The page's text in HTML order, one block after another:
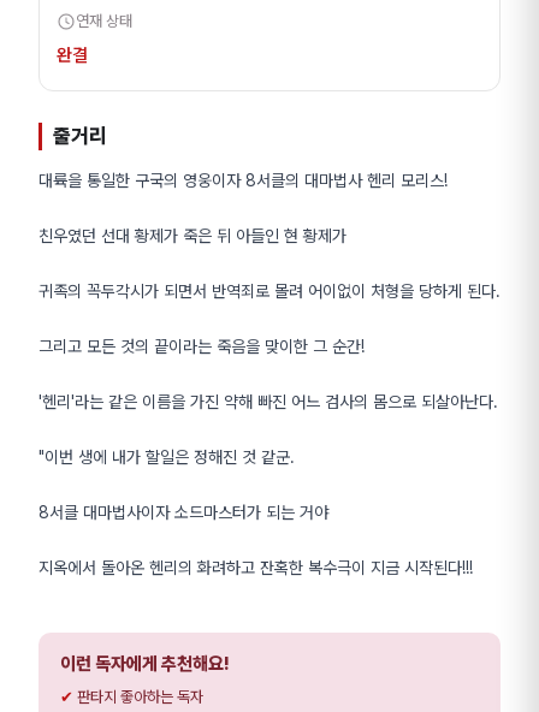
연재 상태
완결
줄거리
대륙을 통일한 구국의 영웅이자 8서클의 대마법사 헨리 모리스!
친우였던 선대 황제가 죽은 뒤 아들인 현 황제가
귀족의 꼭두각시가 되면서 반역죄로 몰려 어이없이 처형을 당하게 된다.
그리고 모든 것의 끝이라는 죽음을 맞이한 그 순간!
'헨리'라는 같은 이름을 가진 약해 빠진 어느 검사의 몸으로 되살아난다.
"이번 생에 내가 할일은 정해진 것 같군.
8서클 대마법사이자 소드마스터가 되는 거야
지옥에서 돌아온 헨리의 화려하고 잔혹한 복수극이 지금 시작된다!!!
이런 독자에게 추천해요!
판타지 좋아하는 독자